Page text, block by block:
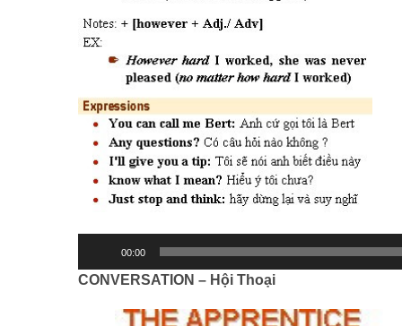
00:00
CONVERSATION – Hội Thoại